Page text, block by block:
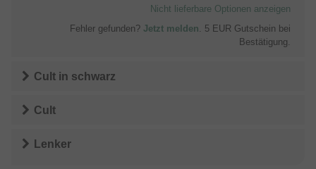
Nicht lieferbare Optionen anzeigen
Fehler gefunden? Jetzt melden . 5 EUR Gutschein bei
Bestätigung.
Cult in schwarz
Cult
Lenker